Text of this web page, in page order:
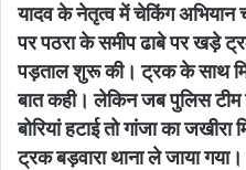
यादव के नेतृत्व में चेकिंग अभियान
पर पठरा के समीप ढाबे पर खड़े
पड़ताल शुरू की। ट्रक के साथ
बात कही। लेकिन जब पुलिस
बोरियां हटाई तो गांजा का
ट्रक बड़वारा थाना ले जाया